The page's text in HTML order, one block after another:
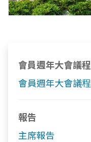
會員週年大會議程
會員週年大會議程
報告
主席報告